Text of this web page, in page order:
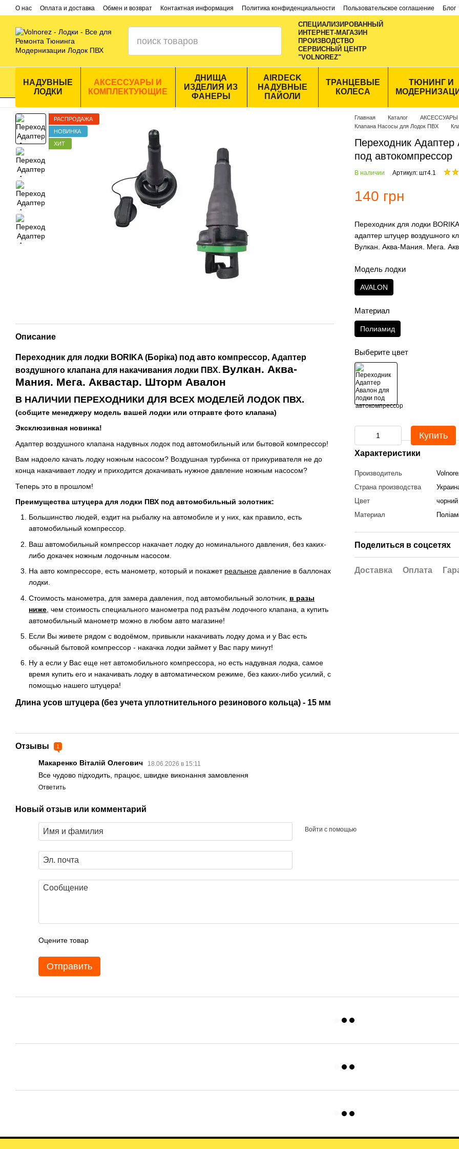
Перейти к основному контенту
О нас Оплата и доставка Обмен и возврат Контактная информация Политика конфиденциальности Пользовательское соглашение Блог
СПЕЦИАЛИЗИРОВАННЫЙ
ИНТЕРНЕТ-МАГАЗИН
ПРОИЗВОДСТВО
CЕРВИСНЫЙ ЦЕНТР
"VOLNOREZ"
НАДУВНЫЕ
ЛОДКИ
АКСЕССУАРЫ И
КОМПЛЕКТУЮЩИЕ
ДНИЩА
ИЗДЕЛИЯ ИЗ
ФАНЕРЫ
AIRDECK
НАДУВНЫЕ
ПАЙОЛИ
ТРАНЦЕВЫЕ
КОЛЕСА
ТЮНИНГ И
РАСПРОДАЖА
НОВИНКА
ХИТ
Описание
Переходник для лодки BORIKA (Боріка) под авто компрессор, Адаптер
воздушного клапана для накачивания лодки ПВХ. Вулкан. Аква-
Мания. Мега. Аквастар. Шторм Авалон
В НАЛИЧИИ ПЕРЕХОДНИКИ ДЛЯ ВСЕХ МОДЕЛЕЙ ЛОДОК ПВХ.
(собщите менеджеру модель вашей лодки или отправте фото клапана)
Эксклюзивная новинка!
Адаптер воздушного клапана надувных лодок под автомобильный или бытовой компрессор!
Вам надоело качать лодку ножным насосом? Воздушная турбинка от прикуривателя не до
конца накачивает лодку и приходится докачивать нужное давление ножным насосом?
Теперь это в прошлом!
Преимущества штуцера для лодки ПВХ под автомобильный золотник:
Большинство людей, ездит на рыбалку на автомобиле и у них, как правило, есть
автомобильный компрессор.
Ваш автомобильный компрессор накачает лодку до номинального давления, без каких-
либо докачек ножным лодочным насосом.
На авто компрессоре, есть манометр, который и покажет реальное давление в баллонах
лодки.
Стоимость манометра, для замера давления, под автомобильный золотник, в разы
ниже , чем стоимость специального манометра под разъём лодочного клапана, а купить
автомобильный манометр можно в любом авто магазине!
Если Вы живете рядом с водоёмом, привыкли накачивать лодку дома и у Вас есть
обычный бытовой компрессор - накачка лодки займет у Вас пару минут!
Ну а если у Вас еще нет автомобильного компрессора, но есть надувная лодка, самое
время купить его и накачивать лодку в автоматическом режиме, без каких-либо усилий, с
помощью нашего штуцера!
Длина усов штуцера (без учета уплотнительного резинового кольца) - 15 мм
Главная Каталог
Клапана Насосы для Лодок ПВХ
Переходник
под автокомпрессор
В наличии Артикул: шт4.1
140 грн
Переходник для лодки
адаптер штуцер воздушного
Вулкан. Аква-Мания. Мега.
Модель лодки
AVALON
Материал
Полиамид
Выберите цвет
Купить
Характеристики
Производитель
Страна производства
Цвет
чорний
Материал
Поделиться в соцсетях
Доставка Оплата
Отзывы 1
Макаренко Віталій Олегович 18.06.2026 в 15:11
Все чудово підходить, працює, швидке виконання замовлення
Ответить
Новый отзыв или комментарий
Войти с помощью
Оцените товар
Отправить